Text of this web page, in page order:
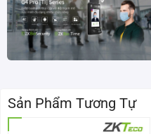
Chống sét lên đến 6 kV.
Thiết kế vỏ kim loại và đạt
và bụi.
Model ES-855P31C-S8-
Sản Phẩm Tương Tự